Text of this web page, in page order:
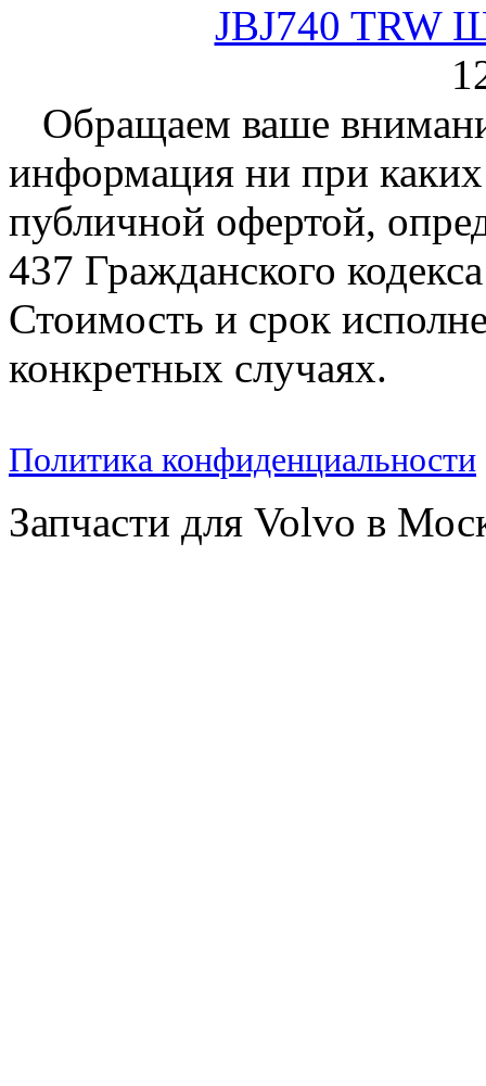
JBJ740 TRW
Обращаем ваше
информация ни при каких
публичной офертой,
437 Гражданского
Стоимость и срок
конкретных случаях.
Политика конфиденциальности
Запчасти для Volvo в